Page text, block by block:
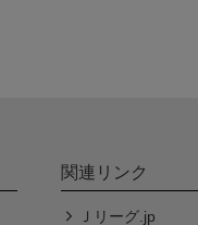
関連リンク
Ｊリーグ.jp